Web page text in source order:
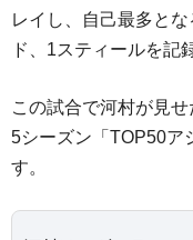
レイし、自己最多と
ド、1スティールを記
この試合で河村が見
5シーズン「TOP50ア
す。